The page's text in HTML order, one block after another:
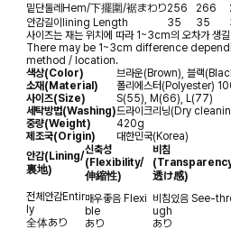
밑단둘레Hem/下擺圍/裾まわり256 266
안감길이lining Length 35 35
사이즈는 재는 위치에 따라 1~3cm의 오차가 생
There may be 1~3cm difference
method / location.
색상(Color)
브라운(Brown), 블랙
소재(Material)
폴리에스터(Polyester)
사이즈(Size)
S(55), M(66), L(77)
세탁방법(Washing)드라이크리닝(Dry
중량(Weight)
420g
제조국(Origin)
대한민국(Korea)
안감(Lining/
裏地)
신축성
(Flexibility/
伸縮性)
비침
透け感)
전체안감Entir
ly
全体あり
매우좋음 Flexi
ble
あり
비침있음 See-
ugh
あり